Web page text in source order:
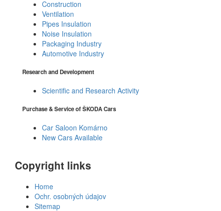
Construction
Ventilation
Pipes Insulation
Noise Insulation
Packaging Industry
Automotive Industry
Research and Development
Scientific and Research Activity
Purchase & Service of ŠKODA Cars
Car Saloon Komárno
New Cars Available
Copyright links
Home
Ochr. osobných údajov
Sitemap